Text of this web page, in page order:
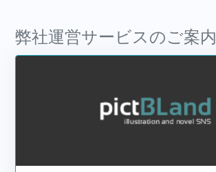
弊社運営サービスのご案内